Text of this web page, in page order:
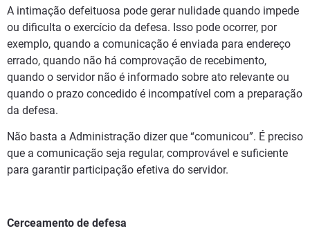
A intimação defeituosa pode gerar nulidade quando impede
ou dificulta o exercício da defesa. Isso pode ocorrer, por
exemplo, quando a comunicação é enviada para endereço
errado, quando não há comprovação de recebimento,
quando o servidor não é informado sobre ato relevante ou
quando o prazo concedido é incompatível com a preparação
da defesa.
Não basta a Administração dizer que “comunicou”. É preciso
que a comunicação seja regular, comprovável e suficiente
para garantir participação efetiva do servidor.
Cerceamento de defesa